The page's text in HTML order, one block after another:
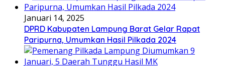
Januari 14, 2025
DPRD Kabupaten Lampung Barat Gelar Rapat
Paripurna, Umumkan Hasil Pilkada 2024